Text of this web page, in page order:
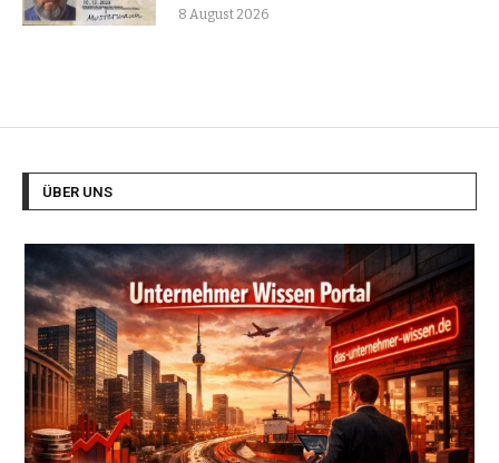
8 August 2026
ÜBER UNS